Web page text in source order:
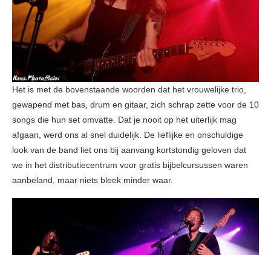
Het is met de bovenstaande woorden dat het vrouwelijke trio,
gewapend met bas, drum en gitaar, zich schrap zette voor de 10
songs die hun set omvatte. Dat je nooit op het uiterlijk mag
afgaan, werd ons al snel duidelijk. De lieflijke en onschuldige
look van de band liet ons bij aanvang kortstondig geloven dat
we in het distributiecentrum voor gratis bijbelcursussen waren
aanbeland, maar niets bleek minder waar.